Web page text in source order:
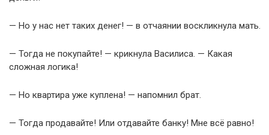
— Но у нас нет таких денег! — в отчаянии воскликнула мать.
— Тогда не покупайте! — крикнула Василиса. — Какая
сложная логика!
— Но квартира уже куплена! — напомнил брат.
— Тогда продавайте! Или отдавайте банку! Мне всё равно!